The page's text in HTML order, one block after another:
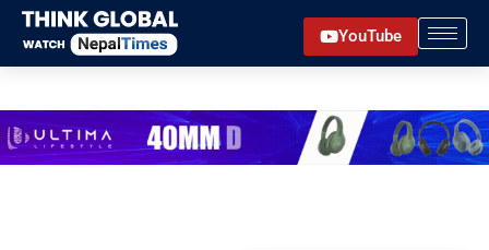
Skip
content
YouTube